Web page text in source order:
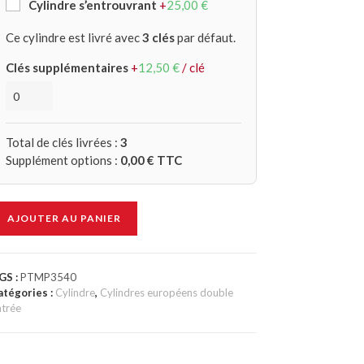
Cylindre s’entrouvrant +25,00 €
Ce cylindre est livré avec3 cléspar défaut.
Clés supplémentaires +12,50 €/ clé
Total de clés livrées : 3
Supplément options : 0,00€ TTC
AJOUTER AU PANIER
:PTMP3540
: Cylindre, Cylindres européens double